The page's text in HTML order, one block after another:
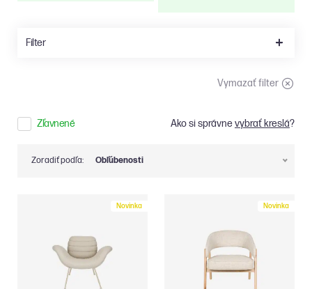
Filter
Vymazať filter
Zľavnené Ako si správnevybrať kreslá?
Zoradiť podľa: Obľúbenosti
Novinka Novinka